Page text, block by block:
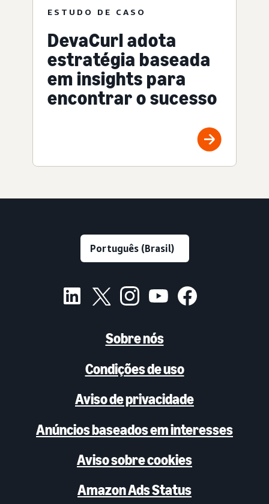
ESTUDO DE CASO
DevaCurl adota
estratégia baseada
em insights para
encontrar o sucesso
Sobre nós
Condições de uso
Aviso de privacidade
Anúncios baseados em interesses
Aviso sobre cookies
Amazon Ads Status